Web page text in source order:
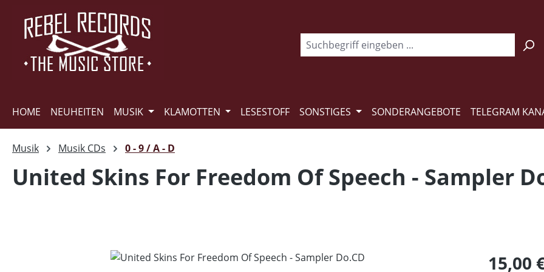
Hauptinhalt springen
Zur Suche springen
Zur Hauptnavigation springen
HOME NEUHEITEN MUSIK KLAMOTTEN LESESTOFF SONSTIGES SONDERANGEBOTE TELEGRAM
Musik Musik CDs 0 - 9 / A - D
United Skins For Freedom Of Speech - Sampler
Bildergalerie überspringen Regulärer
15,00